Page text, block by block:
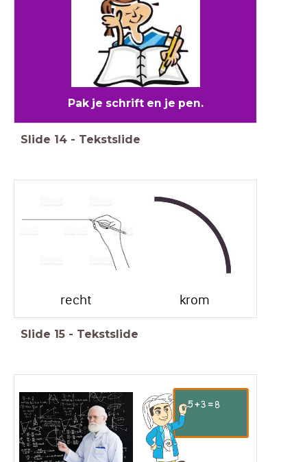
Pak je schrift en je pen.
Slide 14 - Tekstslide
recht krom
Slide 15 - Tekstslide